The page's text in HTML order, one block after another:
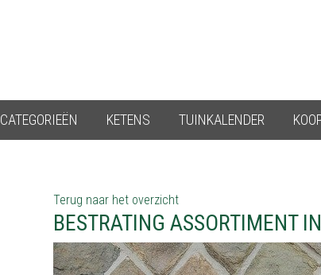
CATEGORIEËN KETENS TUINKALENDER
Terug naar het overzicht
BESTRATING ASSORTIMENT